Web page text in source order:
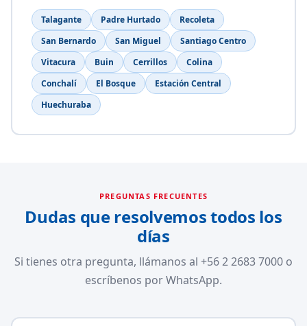
Talagante Padre Hurtado
Recoleta
San Bernardo
San Miguel
Santiago Centro
Vitacura
Buin Cerrillos
Colina
Conchalí
El Bosque
Estación Central
Huechuraba
PREGUNTAS FRECUENTES
Dudas que resolvemos todos los
días
Si tienes otra pregunta, llámanos al +56 2 2683 7000 o
escríbenos por WhatsApp.